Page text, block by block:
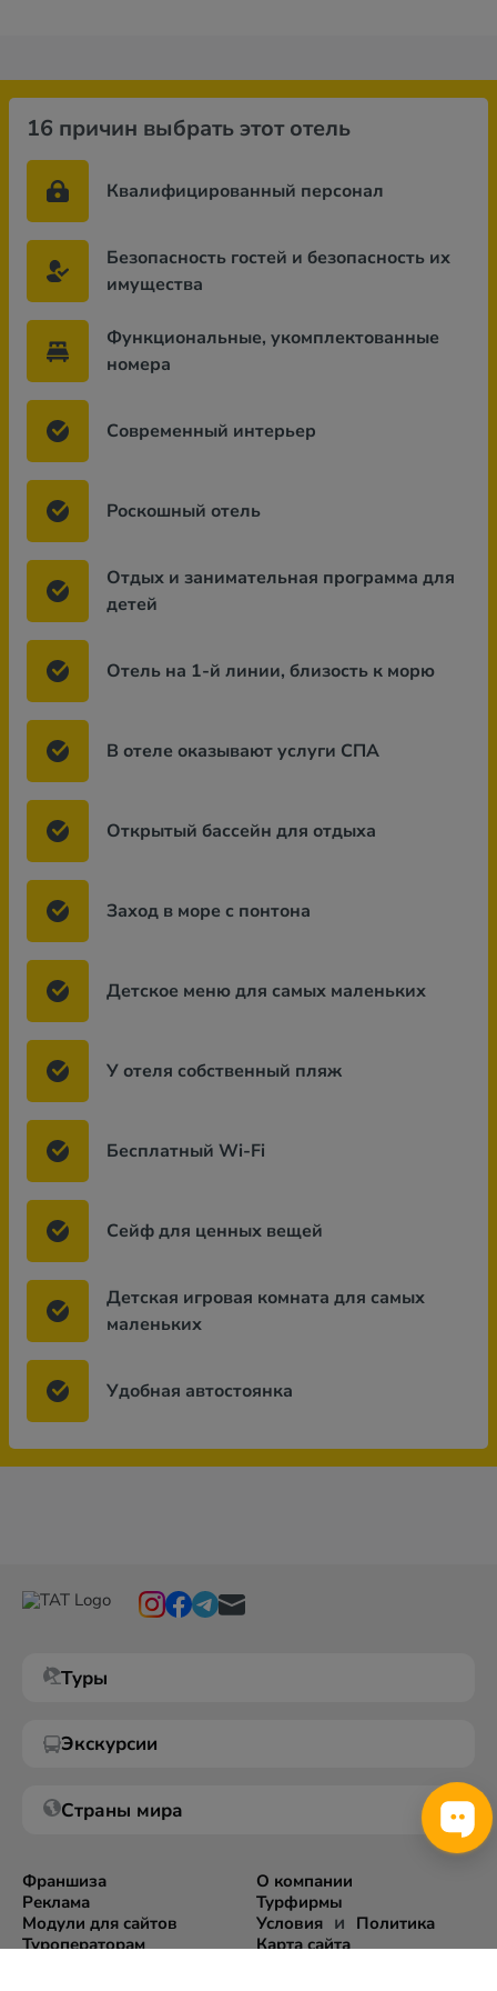
16 причин выбрать этот отель
Квалифицированный персонал
Безопасность гостей и безопасность их
имущества
Функциональные, укомплектованные
номера
Современный интерьер
Роскошный отель
Отдых и занимательная программа для
детей
Отель на 1-й линии, близость к морю
В отеле оказывают услуги СПА
Открытый бассейн для отдыха
Заход в море с понтона
Детское меню для самых маленьких
У отеля собственный пляж
Бесплатный Wi-Fi
Сейф для ценных вещей
Детская игровая комната для самых
маленьких
Удобная автостоянка
Туры
Экскурсии
Страны мира
Франшиза
Реклама
Модули для сайтов
Туроператорам
О компании
Турфирмы
Условияи Политика
Карта сайта